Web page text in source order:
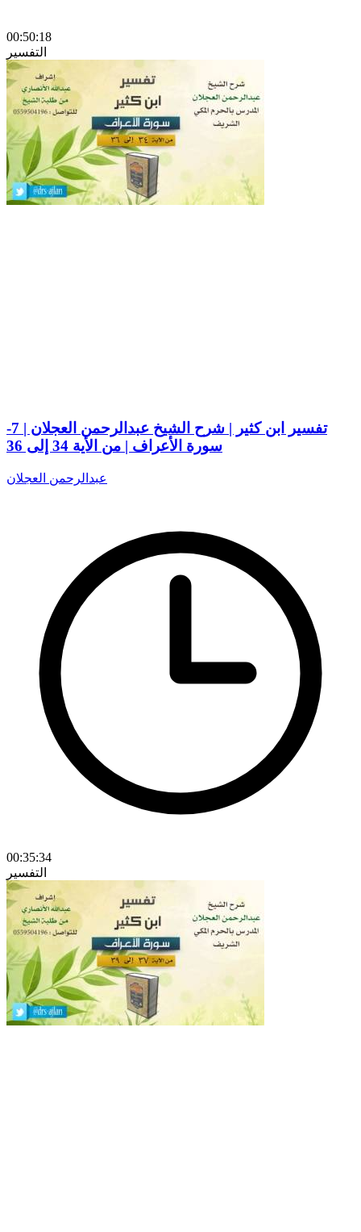
00:50:18
التفسير
تفسير ابن كثير | شرح الشيخ عبدالرحمن العجلان | 7-
سورة الأعراف | من الأية 34 إلى 36
عبدالرحمن العجلان
00:35:34
التفسير